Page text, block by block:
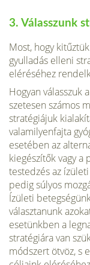
3. Válasszunk
Most, hogy
gyulladás elleni
el­éréséhez
Hogyan
szetesen számos
straté­giájuk
valami­lyenfajta
esetében az
kiegészítők vagy a
testedzés az
pedig súlyos
Ízületi
válasz­tanunk
esetünkben a
stratégiára van
módszert ötvöz, s